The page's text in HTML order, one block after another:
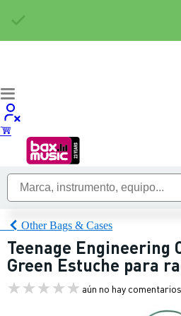
Other Bags & Cases
Teenage Engineering
Green Estuche para
aún no hay comentarios